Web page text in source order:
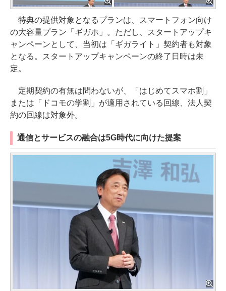
特典の提供対象となるプランは、スマートフォン向け
の大容量プラン「ギガホ」。ただし、スタートアップキ
ャンペーンとして、当初は「ギガライト」契約者も対象
となる。スタートアップキャンペーンの終了日時は未
定。
定期契約の有無は問わないが、「はじめてスマホ割」
または「ドコモの学割」が適用されている回線、法人契
約の回線は対象外。
通信とサービスの融合は5G時代に向けた提案